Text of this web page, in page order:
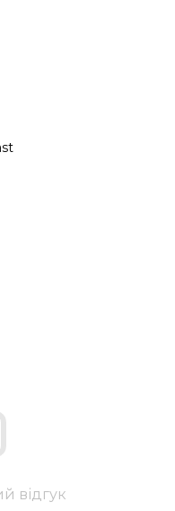
відгук